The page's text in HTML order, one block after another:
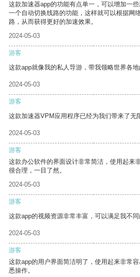
这款加速器app的功能有点单一，可以增加一
一个自动切换线路的功能，这样就可以根据网
路，从而获得更好的加速效果。
2024-05-03
游客
这款app就像我的私人导游，带我领略世界各地
2024-05-03
游客
这款加速器VPM应用程序已经为我们带来了无
2024-05-03
游客
这款办公软件的界面设计非常简洁，使用起来
很合理，一目了然。
2024-05-03
游客
这款app的视频资源非常丰富，可以满足我不同
2024-05-03
游客
这款app的用户界面简洁明了，使用起来非常
悉操作。